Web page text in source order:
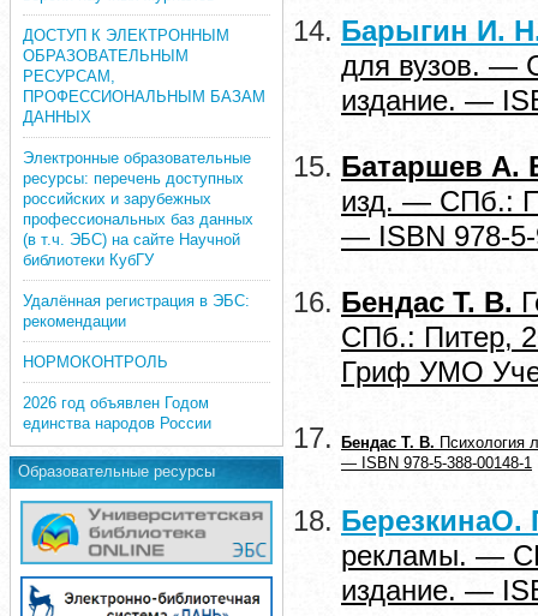
ДОСТУП К ЭЛЕКТРОННЫМ
ОБРАЗОВАТЕЛЬНЫМ
РЕСУРСАМ,
ПРОФЕССИОНАЛЬНЫМ БАЗАМ
ДАННЫХ
Электронные образовательные
ресурсы: перечень доступных
российских и зарубежных
профессиональных баз данных
(в т.ч. ЭБС) на сайте Научной
библиотеки КубГУ
Удалённая регистрация в ЭБС:
рекомендации
НОРМОКОНТРОЛЬ
2026 год объявлен Годом
единства народов России
Образовательные ресурсы
Барыгин И.
для вузов. —
издание. —
Батаршев А.
изд. — СПб.:
— ISBN 978-5-
Бендас Т. В.
СПб.: Питер,
Гриф УМО
Бендас Т. В. Психология
— ISBN 978-5-388-00148-1
БерезкинаО.
рекламы. —
издание. —